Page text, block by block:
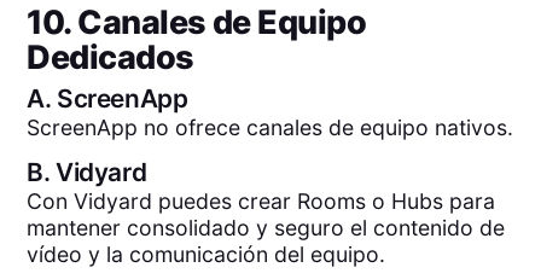
10. Canales de Equipo
Dedicados
A. ScreenApp
ScreenApp no ofrece canales de equipo nativos.
B.Vidyard
Con Vidyard puedes crear Rooms o Hubs para
mantener consolidado y seguro el contenido de
vídeo y la comunicación del equipo.